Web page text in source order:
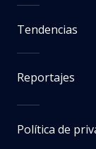
Tendencias
Reportajes
Política de